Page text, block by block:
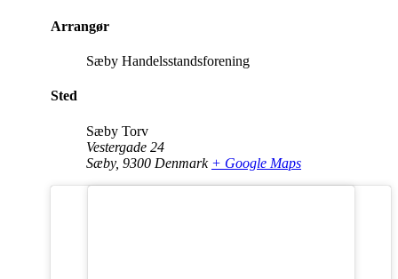
Arrangør
Sæby Handelsstandsforening
Sted
Sæby Torv
Vestergade 24
Sæby, 9300 Denmark + Google Maps